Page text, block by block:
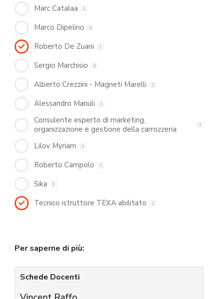
Marc Catalaa 1
Marco Dipelino 3
Roberto De Zuani 1
Sergio Marchisio 6
Alberto Crezzini - Magneti Marelli 1
Alessandro Manuli 1
Consulente esperto di marketing,
organizzazione e gestione della carrozzeria
1
Lilov Myriam 1
Roberto Campolo 1
Sika 1
Tecnico istruttore TEXA abilitato 1
Per saperne di più:
Schede Docenti